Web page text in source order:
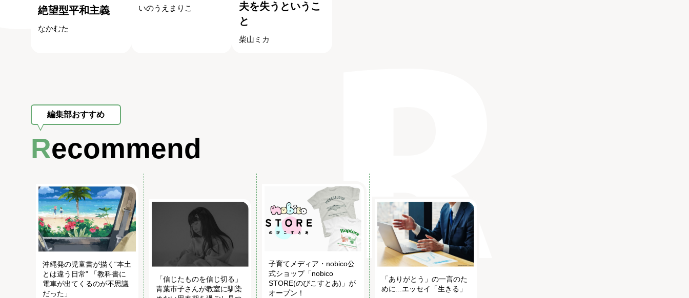
絶望型平和主義
なかむた
いのうえまりこ
夫を失うというこ
と
柴山ミカ
編集部おすすめ
Recommend
沖縄発の児童書が描く“本土
とは違う日常” 「教科書に
電車が出てくるのが不思議
だった」
「信じたものを信じ切る」
青葉市子さんが教室に馴染
子育てメディア・nobico公
式ショップ「nobico
STORE(のびこすとあ)」が
オープン！
「ありがとう」の一言のた
めに...エッセイ「生きる」